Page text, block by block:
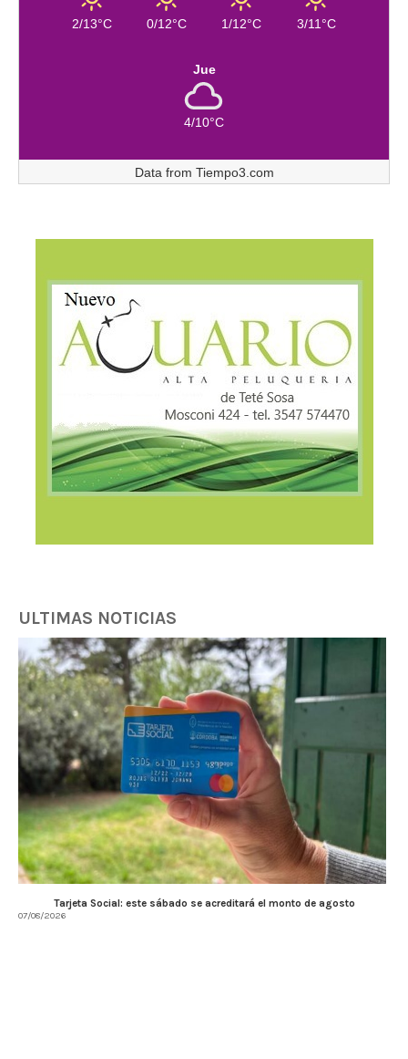
2/13°C 0/12°C 1/12°C 3/11°C
Jue
4/10°C
Data from Tiempo3.com
ULTIMAS NOTICIAS
Tarjeta Social: este sábado se acreditará el monto de agosto
07/08/2026